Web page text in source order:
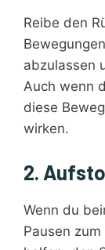
Reibe den
abzulassen
Auch wenn
diese
wirken.
2.
Wenn du
Pausen